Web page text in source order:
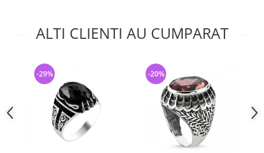
ALTI CLIENTI AU CUMPARAT
-29% -20%